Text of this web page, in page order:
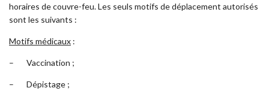
horaires de couvre-feu. Les seuls motifs de déplacement autorisés
sont les suivants :
Motifs médicaux :
– Vaccination ;
– Dépistage ;